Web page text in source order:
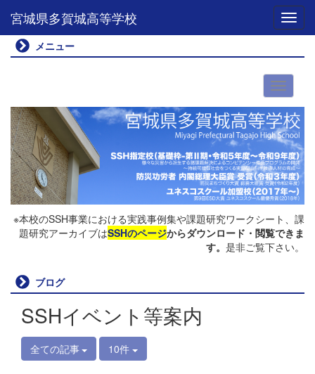
宮城県多賀城高等学校
メニュー
※本校のSSH事業における実践事例集や課題研究ワークシート、課
題研究アーカイブはSSHのページからダウンロード・閲覧できま
す。 是非ご覧下さい。
ブログ
SSHイベント等案内
全ての記事 10件